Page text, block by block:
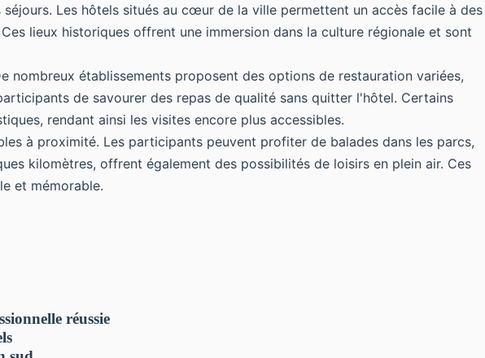
Les hôtels situés au cœur de la ville permettent un accès facile à des
lieux historiques offrent une immersion dans la culture régionale et sont
établissements proposent des options de restauration variées,
de savourer des repas de qualité sans quitter l'hôtel. Certains
rendant ainsi les visites encore plus accessibles.
à proximité. Les participants peuvent profiter de balades dans les parcs,
kilomètres, offrent également des possibilités de loisirs en plein air. Ces
et mémorable.
réussie